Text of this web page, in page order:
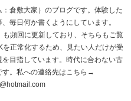
倉敷大家）のブログです。体験した
毎日何か書くようにしています。
頻回に更新しており、そちらもご覧
正常化するため、見たい人だけが受
目指しています。時代に合わない古
す。私への連絡先はこちら→